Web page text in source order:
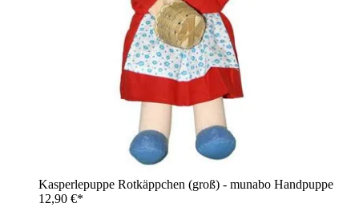
Kasperlepuppe Rotkäppchen (groß) - munabo Handpuppe
12,90 €*